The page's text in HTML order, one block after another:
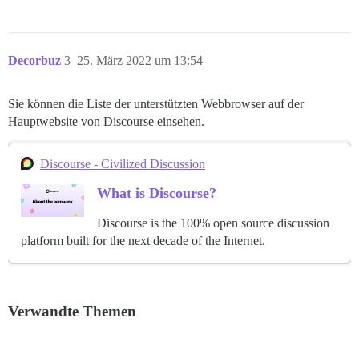
Decorbuz 25. März 2022 um 13:54
3
Sie können die Liste der unterstützten Webbrowser auf der
Hauptwebsite von Discourse einsehen.
Discourse - Civilized Discussion
What is Discourse?
Discourse is the 100% open source discussion
platform built for the next decade of the Internet.
Verwandte Themen